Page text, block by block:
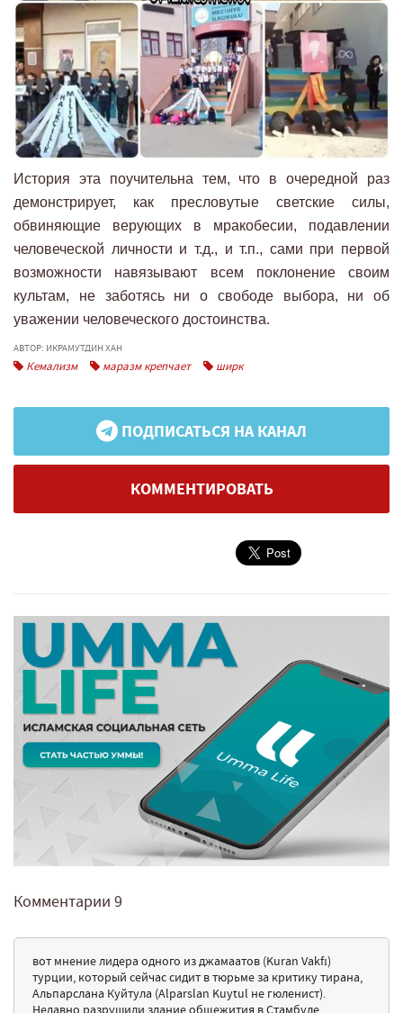
История эта поучительна тем, что в очередной раз
демонстрирует, как пресловутые светские силы,
обвиняющие верующих в мракобесии, подавлении
человеческой личности и т.д., и т.п., сами при первой
возможности навязывают всем поклонение своим
культам, не заботясь ни о свободе выбора, ни об
уважении человеческого достоинства.
АВТОР: ИКРАМУТДИН ХАН
Кемализм маразм крепчает ширк
ПОДПИСАТЬСЯ НА КАНАЛ
КОММЕНТИРОВАТЬ
Комментарии 9
вот мнение лидера одного из джамаатов (Kuran Vakfı)
турции, который сейчас сидит в тюрьме за критику тирана,
Альпарслана Куйтула (Alparslan Kuytul не гюленист).
Недавно разрушили здание общежития в Стамбуле,